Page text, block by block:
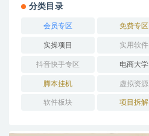
分类目录
会员专区 免费专区
实操项目 实用软件
抖音快手专区 电商大学
脚本挂机 虚拟资源
软件板块 项目拆解